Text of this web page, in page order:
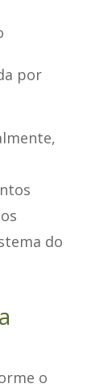
por
,
do
o